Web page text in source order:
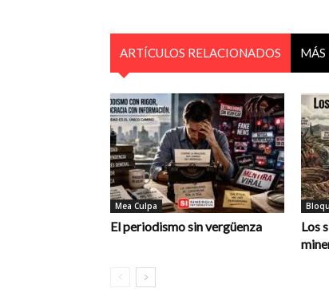
ARTÍCULOS RELACIONADOS MÁS
Mea Culpa
El periodismo sin vergüenza
Los